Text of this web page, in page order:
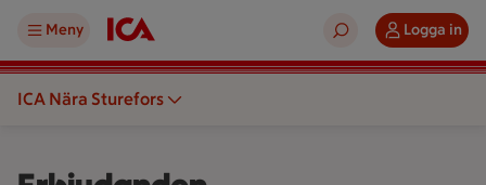
Meny Logga in
ICA Nära Sturefors